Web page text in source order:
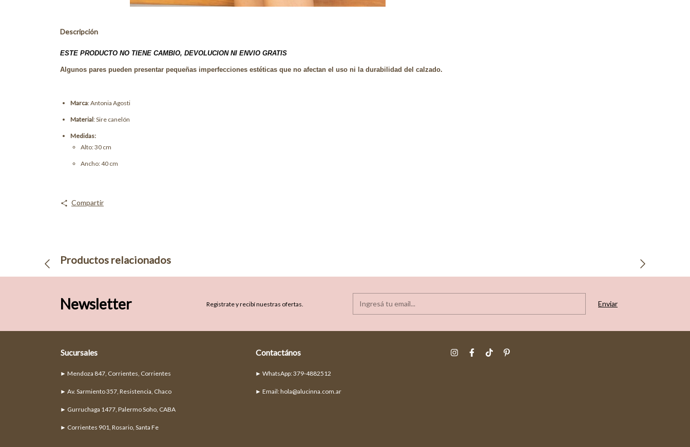
Descripción
ESTE PRODUCTO NO TIENE CAMBIO, DEVOLUCION NI ENVIO GRATIS
Algunos pares pueden presentar pequeñas imperfecciones estéticas que no afectan el uso ni la durabilidad del calzado.
Marca: Antonia Agosti
Material: Sire canelón
Medidas:
Alto: 30 cm
Ancho: 40 cm
Compartir
Productos relacionados
Newsletter Registrate y recibí nuestras ofertas.
Sucursales
► Mendoza 847, Corrientes, Corrientes
► Av. Sarmiento 357, Resistencia, Chaco
► Gurruchaga 1477, Palermo Soho, CABA
► Corrientes 901, Rosario, Santa Fe
Contactános
► Email:hola@alucinna.com.ar